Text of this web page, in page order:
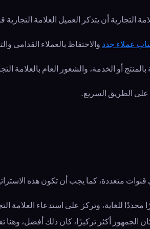
التجارية أن يتذكر العميل العلامة
عملاء جدد والاحتفاظ بالعملاء القدامى
أو الخدمة، والشعور العام بالعلامة
الطريق السريع.
متعددة، كما يجب أن تكون هذه
للغاية، وتركز على استدعاء العلامة
أكثر تركيزًا، كان ذلك أفضل،